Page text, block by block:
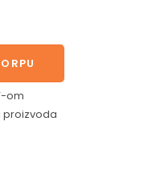
om
proizvoda